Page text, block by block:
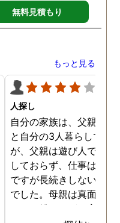
すすめです！
無料見積もり
もっと見る
人探し
自分の家族は、父親と母
と自分の3人暮らしでし
が、父親は遊び人で仕事
しておらず、仕事はする
ですが長続きしないタイ
でした。母親は真面目で
ートで働きながら家事も